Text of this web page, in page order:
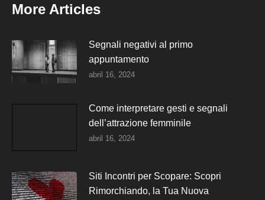
More Articles
Segnali negativi al primo
appuntamento
abril 16, 2024
Come interpretare gesti e segnali
dell’attrazione femminile
abril 16, 2024
Siti Incontri per Scopare: Scopri
Rimorchiando, la Tua Nuova